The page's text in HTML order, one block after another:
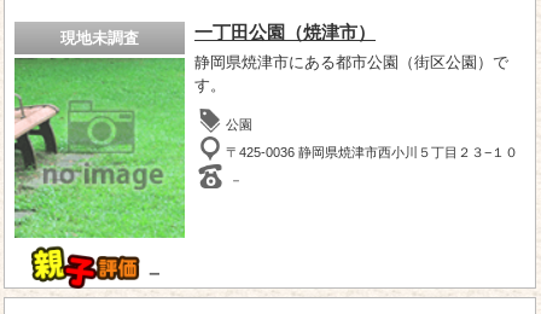
現地未調査
－
一丁田公園（焼津市）
静岡県焼津市にある都市公園（街区公園）で
す。
公園
〒425-0036 静岡県焼津市西小川５丁目２３−１０
－